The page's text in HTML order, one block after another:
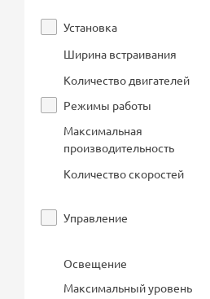
Установка
Ширина встраивания
Количество двигателей
Режимы работы
Максимальная
производительность
Количество скоростей
Управление
Освещение
Максимальный уровень